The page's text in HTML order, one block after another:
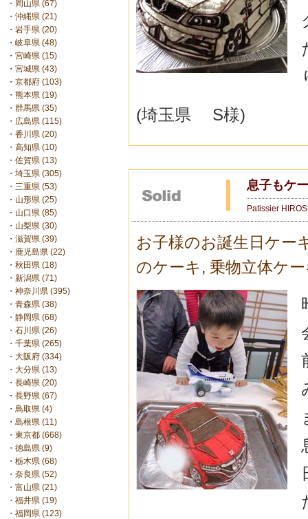
・ 岡山県 (67)
・ 沖縄県 (21)
・ 岩手県 (20)
・ 岐阜県 (48)
・ 宮崎県 (15)
・ 宮城県 (43)
・ 京都府 (103)
・ 熊本県 (19)
・ 群馬県 (35)
・ 広島県 (115)
・ 香川県 (20)
・ 高知県 (10)
・ 佐賀県 (13)
・ 埼玉県 (305)
・ 三重県 (53)
・ 山形県 (25)
・ 山口県 (85)
・ 山梨県 (30)
・ 滋賀県 (39)
・ 鹿児島県 (22)
・ 秋田県 (18)
・ 新潟県 (71)
・ 神奈川県 (395)
・ 青森県 (38)
・ 静岡県 (68)
・ 石川県 (26)
・ 千葉県 (265)
・ 大阪府 (334)
・ 大分県 (13)
・ 長崎県 (20)
・ 長野県 (67)
・ 鳥取県 (4)
・ 島根県 (11)
・ 東京都 (668)
・ 徳島県 (9)
・ 栃木県 (68)
・ 奈良県 (52)
・ 富山県 (21)
・ 福井県 (19)
・ 福岡県 (123)
(埼玉県 S様)
息子もケ
Patissier
お子様のお誕生日ケー
のケーキ , 乗物立体ケ